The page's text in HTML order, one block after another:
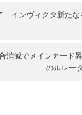
インヴィクタ新た
消滅でメインカード
のルレー